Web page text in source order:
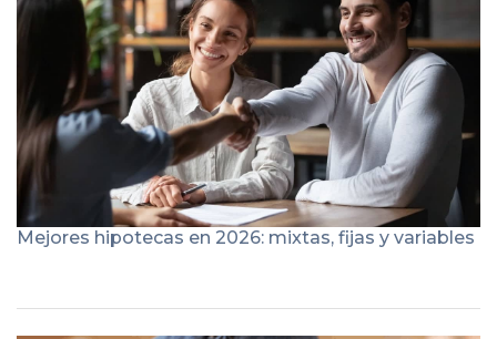
Mejores hipotecas en 2026: mixtas, fijas y variables